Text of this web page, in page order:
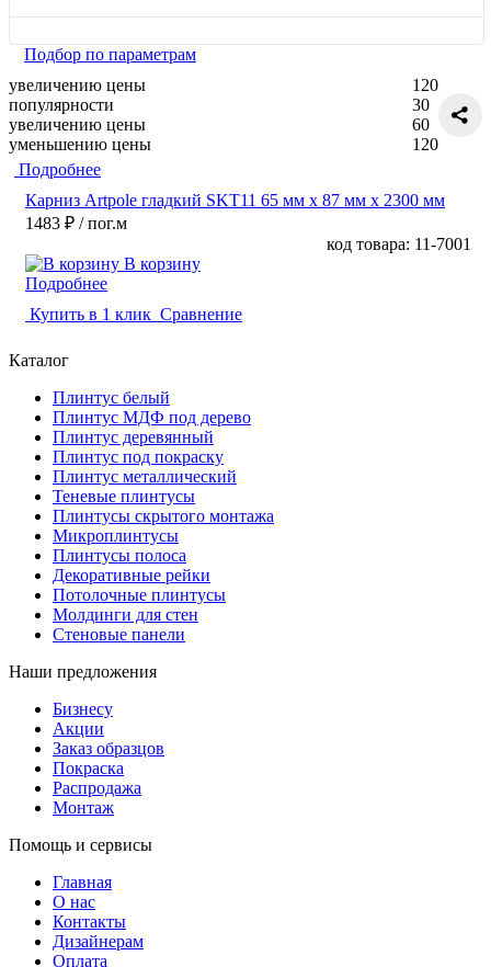
Подбор по параметрам
увеличению цены
популярности
увеличению цены
уменьшению цены
120
30
60
120
Подробнее
Карниз Artpole гладкий SKT11 65 мм х 87 мм х 2300 мм
1483 ₽ / пог.м
код товара: 11-7001
В корзину
Подробнее
Купить в 1 клик Сравнение
Каталог
Плинтус белый
Плинтус МДФ под дерево
Плинтус деревянный
Плинтус под покраску
Плинтус металлический
Теневые плинтусы
Плинтусы скрытого монтажа
Микроплинтусы
Плинтусы полоса
Декоративные рейки
Потолочные плинтусы
Молдинги для стен
Стеновые панели
Наши предложения
Бизнесу
Акции
Заказ образцов
Покраска
Распродажа
Монтаж
Помощь и сервисы
Главная
О нас
Контакты
Дизайнерам
Оплата